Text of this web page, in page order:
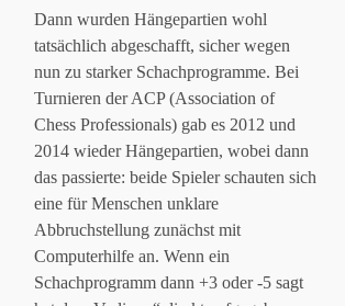
Dann wurden Hängepartien wohl
tatsächlich abgeschafft, sicher wegen
nun zu starker Schachprogramme. Bei
Turnieren der ACP (Association of
Chess Professionals) gab es 2012 und
2014 wieder Hängepartien, wobei dann
das passierte: beide Spieler schauten sich
eine für Menschen unklare
Abbruchstellung zunächst mit
Computerhilfe an. Wenn ein
Schachprogramm dann +3 oder -5 sagt